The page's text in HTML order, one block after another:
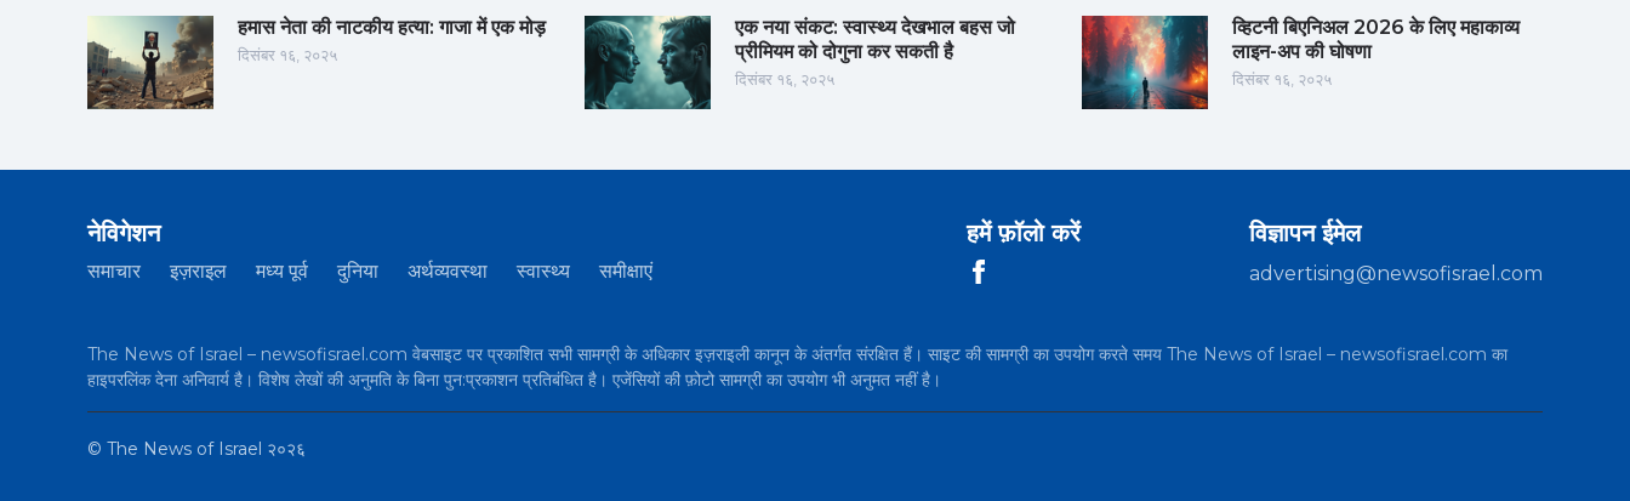
हमास नेता की नाटकीय हत्या: गाजा में एक मोड़
दिसंबर १६, २०२५
एक नया संकट: स्वास्थ्य देखभाल बहस जो
प्रीमियम को दोगुना कर सकती है
दिसंबर १६, २०२५
व्हिटनी बिएनिअल 2026 के लिए महाकाव्य
लाइन-अप की घोषणा
दिसंबर १६, २०२५
नेविगेशन
समाचार इज़राइल मध्य पूर्व दुनिया अर्थव्यवस्था स्वास्थ्य समीक्षाएं
हमें फ़ॉलो करें विज्ञापन ईमेल
advertising@newsofisrael.com
The News of Israel – newsofisrael.com वेबसाइट पर प्रकाशित सभी सामग्री के अधिकार इज़राइली कानून के अंतर्गत संरक्षित हैं। साइट की सामग्री का उपयोग करते समय The News of Israel – newsofisrael.com का
हाइपरलिंक देना अनिवार्य है। विशेष लेखों की अनुमति के बिना पुन:प्रकाशन प्रतिबंधित है। एजेंसियों की फ़ोटो सामग्री का उपयोग भी अनुमत नहीं है।
© The News of Israel २०२६